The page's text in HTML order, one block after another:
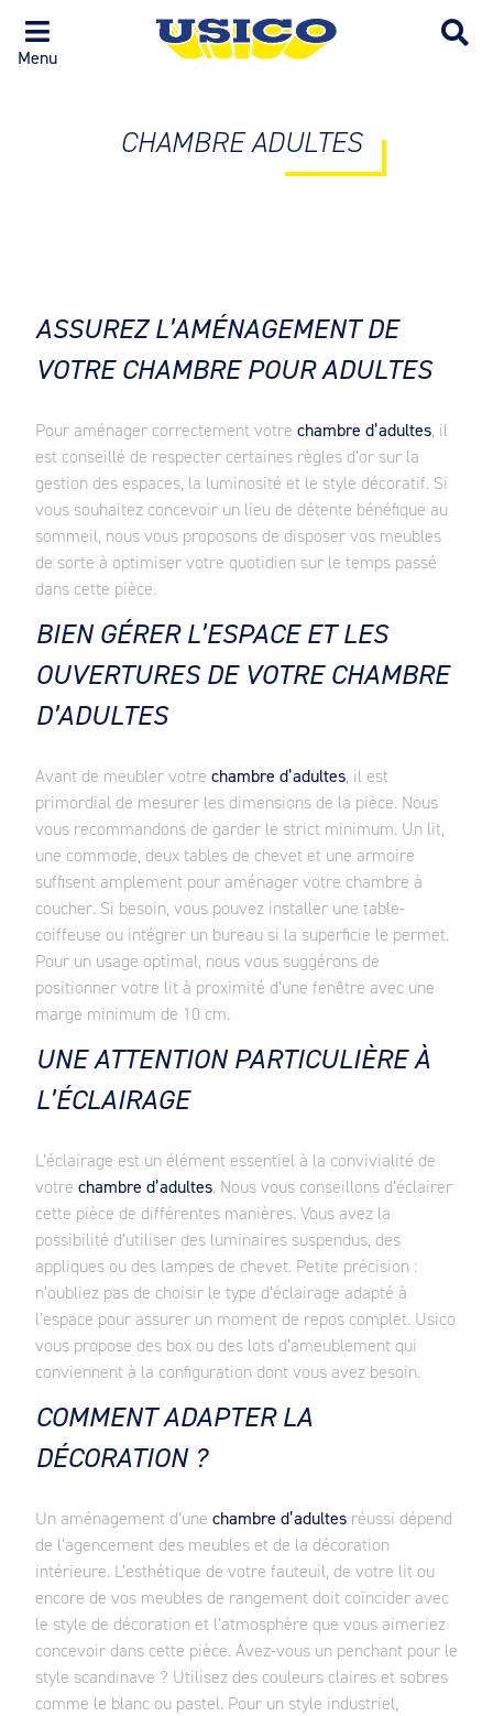
Menu
CHAMBRE ADULTES
ASSUREZ L’AMÉNAGEMENT DE
VOTRE CHAMBRE POUR ADULTES
Pour aménager correctement votre chambre d’adultes, il
est conseillé de respecter certaines règles d’or sur la
gestion des espaces, la luminosité et le style décoratif. Si
vous souhaitez concevoir un lieu de détente bénéfique au
sommeil, nous vous proposons de disposer vos meubles
de sorte à optimiser votre quotidien sur le temps passé
dans cette pièce.
BIEN GÉRER L’ESPACE ET LES
OUVERTURES DE VOTRE CHAMBRE
D’ADULTES
Avant de meubler votre chambre d’adultes, il est
primordial de mesurer les dimensions de la pièce. Nous
vous recommandons de garder le strict minimum. Un lit,
une commode, deux tables de chevet et une armoire
suffisent amplement pour aménager votre chambre à
coucher. Si besoin, vous pouvez installer une table-
coiffeuse ou intégrer un bureau si la superficie le permet.
Pour un usage optimal, nous vous suggérons de
positionner votre lit à proximité d’une fenêtre avec une
marge minimum de 10 cm.
UNE ATTENTION PARTICULIÈRE À
L’ÉCLAIRAGE
L’éclairage est un élément essentiel à la convivialité de
votre chambre d’adultes. Nous vous conseillons d’éclairer
cette pièce de différentes manières. Vous avez la
possibilité d’utiliser des luminaires suspendus, des
appliques ou des lampes de chevet. Petite précision :
n’oubliez pas de choisir le type d’éclairage adapté à
l’espace pour assurer un moment de repos complet. Usico
vous propose des box ou des lots d’ameublement qui
conviennent à la configuration dont vous avez besoin.
COMMENT ADAPTER LA
DÉCORATION ?
Un aménagement d’une chambre d’adultes réussi dépend
de l’agencement des meubles et de la décoration
intérieure. L’esthétique de votre fauteuil, de votre lit ou
encore de vos meubles de rangement doit coïncider avec
le style de décoration et l’atmosphère que vous aimeriez
concevoir dans cette pièce. Avez-vous un penchant pour le
style scandinave ? Utilisez des couleurs claires et sobres
comme le blanc ou pastel. Pour un style industriel,